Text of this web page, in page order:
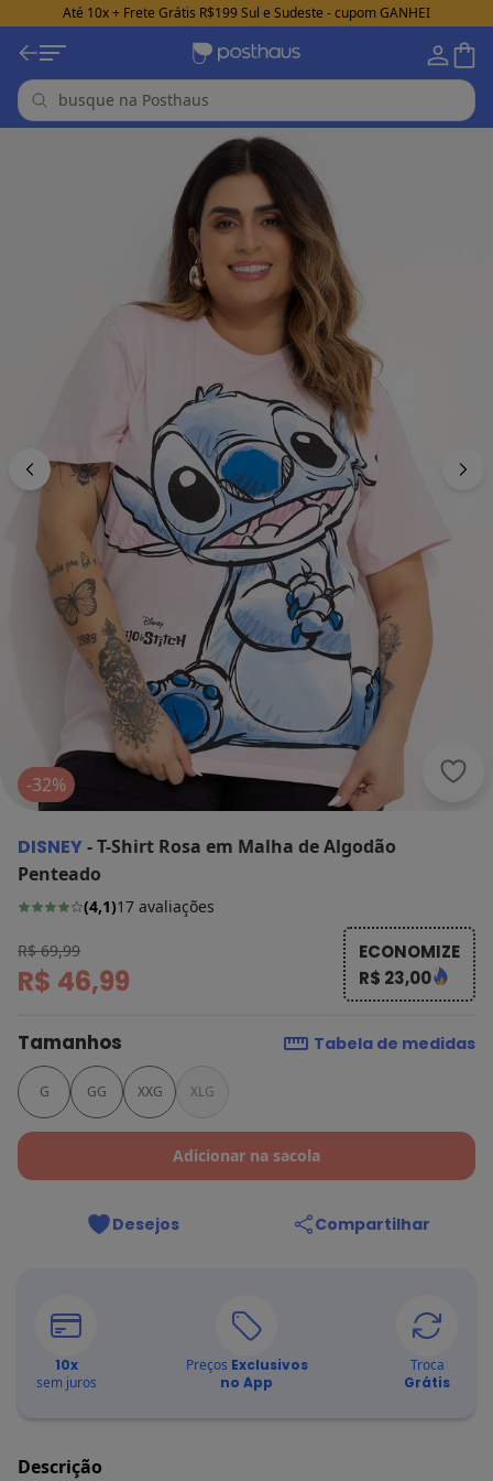
Até 10x + Frete Grátis R$199 Sul e Sudeste - cupom GANHEI
-32%
DISNEY-T-Shirt Rosa em Malha de Algodão
Penteado
(4,1)17 avaliações
R$ 69,99
R$ 46,99
ECONOMIZE
R$ 23,00
Tamanhos Tabela de medidas
G GG XXG XLG
Adicionar na sacola
Desejos Compartilhar
10x
sem juros
Preços Exclusivos
no App
Troca
Grátis
Descrição